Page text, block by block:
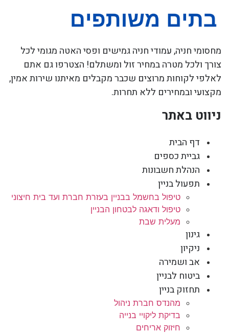
מחסומי חניה, עמודי חניה גמישים ופסי האטה מגומי לכל
צורך ולכל מטרה במחיר זול ומשתלם! הצטרפו גם אתם
לאלפי לקוחות מרוצים שכבר מקבלים מאיתנו שירות אמין,
מקצועי ובמחירים ללא תחרות.
ניווט באתר
דף הבית
גביית כספים
הנהלת חשבונות
תפעול בניין
טיפול בחשמל בבניין בעזרת חברת ועד בית חיצוני
טיפול ודאגה לבטחון הבניין
מעלית שבת
גינון
ניקיון
אב ושמירה
ביטוח לבניין
תחזוק בניין
מהנדס חברת ניהול
בדיקת ליקויי בנייה
חיזוק אריחים